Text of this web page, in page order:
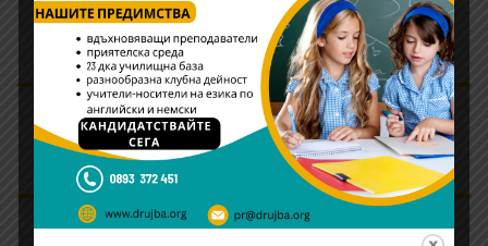
награди победителите в състезанието Young
Writers Competition
Д-р Илия Емилов е новият изпълнителен
директор на ЧСУ „ДРУЖБА“ – София
Нови учебни дисплеи за всички класове в